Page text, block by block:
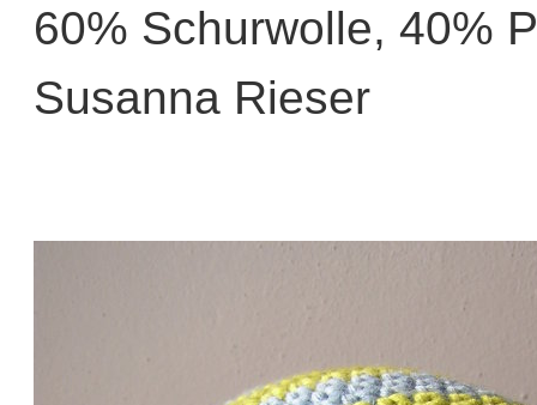
60% Schurwolle, 40%
Susanna Rieser